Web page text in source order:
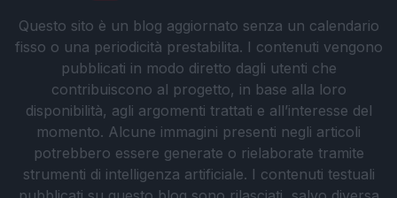
Questo sito è un blog aggiornato senza un calendario
fisso o una periodicità prestabilita. I contenuti vengono
pubblicati in modo diretto dagli utenti che
contribuiscono al progetto, in base alla loro
disponibilità, agli argomenti trattati e all’interesse del
momento. Alcune immagini presenti negli articoli
potrebbero essere generate o rielaborate tramite
strumenti di intelligenza artificiale. I contenuti testuali